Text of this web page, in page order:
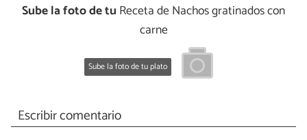
Sube la foto de tu Receta de Nachos gratinados con
carne
Sube la foto de tu plato
Escribir comentario